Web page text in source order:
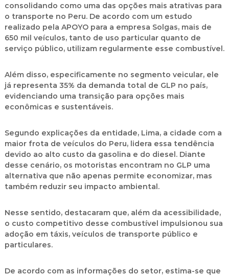
consolidando como uma das opções mais atrativas para
o transporte no Peru. De acordo com um estudo
realizado pela APOYO para a empresa Solgas, mais de
650 mil veículos, tanto de uso particular quanto de
serviço público, utilizam regularmente esse combustível.
Além disso, especificamente no segmento veicular, ele
já representa 35% da demanda total de GLP no país,
evidenciando uma transição para opções mais
econômicas e sustentáveis.
Segundo explicações da entidade, Lima, a cidade com a
maior frota de veículos do Peru, lidera essa tendência
devido ao alto custo da gasolina e do diesel. Diante
desse cenário, os motoristas encontram no GLP uma
alternativa que não apenas permite economizar, mas
também reduzir seu impacto ambiental.
Nesse sentido, destacaram que, além da acessibilidade,
o custo competitivo desse combustível impulsionou sua
adoção em táxis, veículos de transporte público e
particulares.
De acordo com as informações do setor, estima-se que